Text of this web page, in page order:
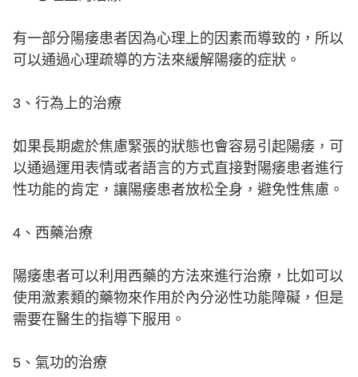
有一部分陽痿患者因為心理上的因素而導致的，所以
可以通過心理疏導的方法來緩解陽痿的症狀。
3、行為上的治療
如果長期處於焦慮緊張的狀態也會容易引起陽痿，可
以通過運用表情或者語言的方式直接對陽痿患者進行
性功能的肯定，讓陽痿患者放松全身，避免性焦慮。
4、西藥治療
陽痿患者可以利用西藥的方法來進行治療，比如可以
使用激素類的藥物來作用於內分泌性功能障礙，但是
需要在醫生的指導下服用。
5、氣功的治療